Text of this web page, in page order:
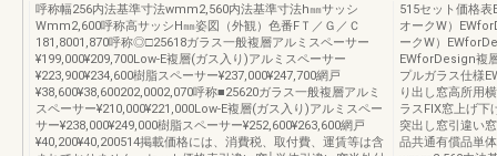
呼称幅256内法基準寸法wmm2,560内法基準寸法h㎜サッシ
Wmm2,600呼称高サッシH㎜姿図（外観）色番FＴ／Ｇ／Ｃ
181,8001,870呼称◎□25618ガラス一般複層アルミスペーサー
¥199,000¥209,700Low-E複層(ガス入り)アルミスペーサー
¥223,900¥234,600樹脂スペーサー¥237,000¥247,700網戸
¥38,600¥38,600202,0002,070呼称■25620ガラス一般複層アルミ
スペーサー¥210,000¥221,000Low-E複層(ガス入り)アルミスペー
サー¥238,000¥249,000樹脂スペーサー¥252,600¥263,600網戸
¥40,200¥40,200514掲載価格には、消費税、取付費、運賃等は含
515セット価格
オークW）
ークW）
EWforDesign複
プルガラス仕様
り出し窓高所用
ラスFIX窓上げ下
突出し窓引違い
品共通有償品単